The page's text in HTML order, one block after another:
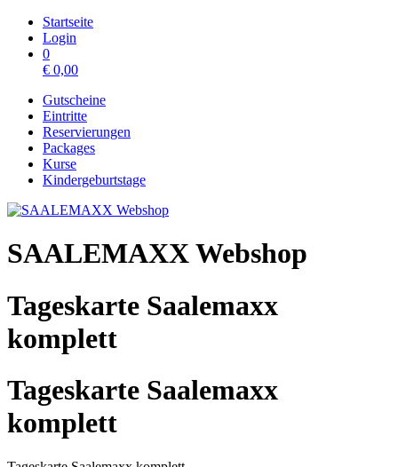
Startseite
Login
0
€ 0,00
Gutscheine
Eintritte
Reservierungen
Packages
Kurse
Kindergeburtstage
SAALEMAXX Webshop
Tageskarte Saalemaxx
komplett
Tageskarte Saalemaxx
komplett